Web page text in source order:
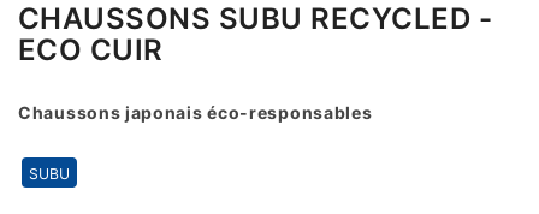
CHAUSSONS SUBU RECYCLED -
ECO CUIR
Chaussons japonais éco-responsables
SUBU